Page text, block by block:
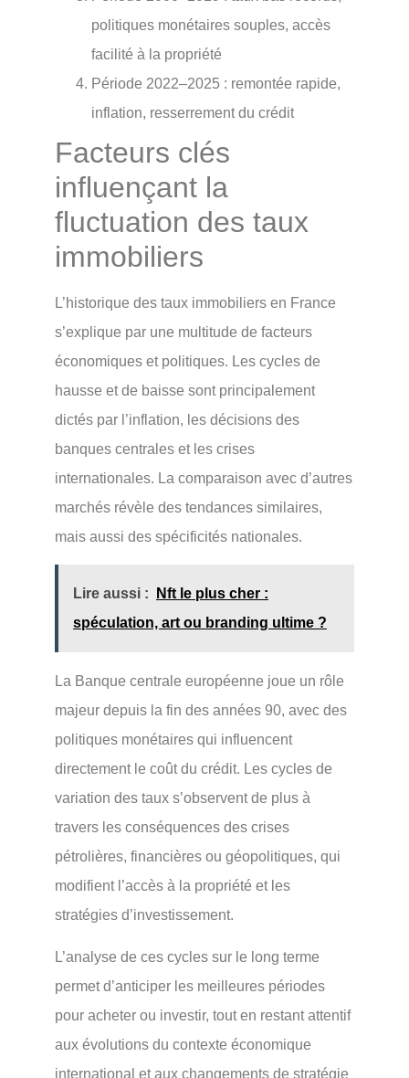
politiques monétaires souples, accès
facilité à la propriété
Période 2022–2025 : remontée rapide,
inflation, resserrement du crédit
Facteurs clés
influençant la
fluctuation des taux
immobiliers
L’historique des taux immobiliers en France
s’explique par une multitude de facteurs
économiques et politiques. Les cycles de
hausse et de baisse sont principalement
dictés par l’inflation, les décisions des
banques centrales et les crises
internationales. La comparaison avec d’autres
marchés révèle des tendances similaires,
mais aussi des spécificités nationales.
Lire aussi :
Nft le plus cher :
spéculation, art ou branding ultime ?
La Banque centrale européenne joue un rôle
majeur depuis la fin des années 90, avec des
politiques monétaires qui influencent
directement le coût du crédit. Les cycles de
variation des taux s’observent de plus à
travers les conséquences des crises
pétrolières, financières ou géopolitiques, qui
modifient l’accès à la propriété et les
stratégies d’investissement.
L’analyse de ces cycles sur le long terme
permet d’anticiper les meilleures périodes
pour acheter ou investir, tout en restant attentif
aux évolutions du contexte économique
international et aux changements de stratégie